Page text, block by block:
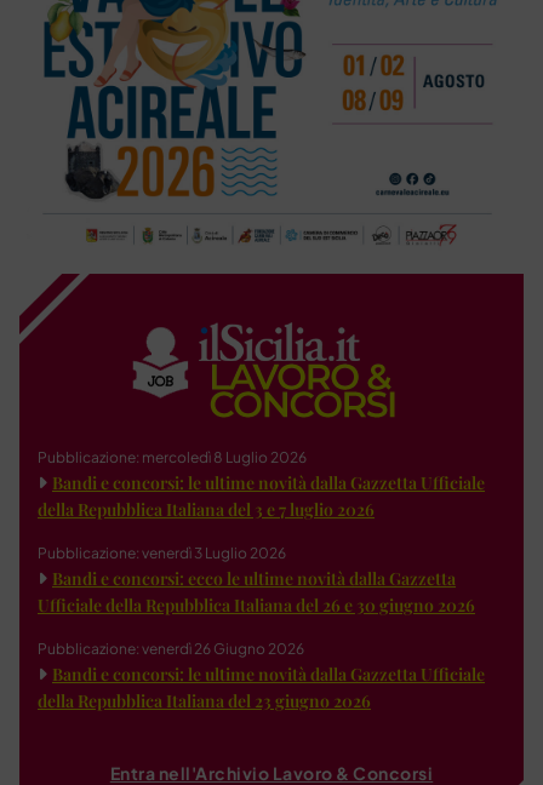
Pubblicazione: mercoledì 8 Luglio 2026
Bandi e concorsi: le ultime novità dalla Gazzetta Ufficiale
della Repubblica Italiana del 3 e 7 luglio 2026
Pubblicazione: venerdì 3 Luglio 2026
Bandi e concorsi: ecco le ultime novità dalla Gazzetta
Ufficiale della Repubblica Italiana del 26 e 30 giugno 2026
Pubblicazione: venerdì 26 Giugno 2026
Bandi e concorsi: le ultime novità dalla Gazzetta Ufficiale
della Repubblica Italiana del 23 giugno 2026
Entra nell'Archivio Lavoro & Concorsi